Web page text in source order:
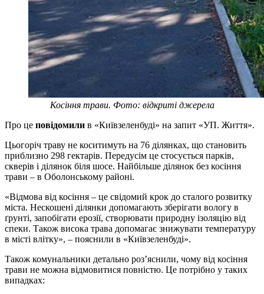
Косіння трави. Фото: відкриті джерела
Про це повідомили в «Київзеленбуді» на запит «УП. Життя».
Цьогоріч траву не коситимуть на 76 ділянках, що становить
приблизно 298 гектарів. Передусім це стосується парків,
скверів і ділянок біля шосе. Найбільше ділянок без косіння
трави – в Оболонському районі.
«Відмова від косіння – це свідомий крок до сталого розвитку
міста. Нескошені ділянки допомагають зберігати вологу в
ґрунті, запобігати ерозії, створювати природну ізоляцію від
спеки. Також висока трава допомагає знижувати температуру
в місті влітку», – пояснили в «Київзеленбуді».
Також комунальники детально роз’яснили, чому від косіння
трави не можна відмовитися повністю. Це потрібно у таких
випадках: